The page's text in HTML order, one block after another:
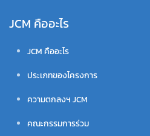
JCM คืออะไร
JCM คืออะไร
ประเภทของโครงการ
ความตกลงฯ JCM
คณะกรรมการร่วม